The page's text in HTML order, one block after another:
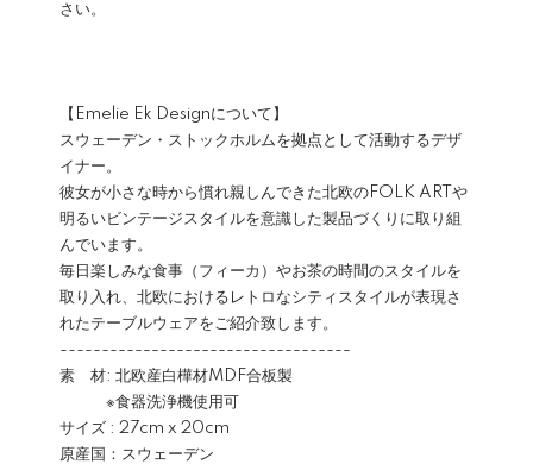
さい。
【Emelie Ek Designについて】
スウェーデン・ストックホルムを拠点として活動するデザ
イナー。
彼女が小さな時から慣れ親しんできた北欧のFOLK ARTや
明るいビンテージスタイルを意識した製品づくりに取り組
んでいます。
毎日楽しみな食事（フィーカ）やお茶の時間のスタイルを
取り入れ、北欧におけるレトロなシティスタイルが表現さ
れたテーブルウェアをご紹介致します。
-----------------------------------
素 材: 北欧産白樺材MDF合板製
※食器洗浄機使用可
サイズ : 27cm x 20cm
原産国：スウェーデン